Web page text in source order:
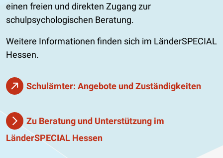
einen freien und direkten Zugang zur
schulpsychologischen Beratung.
Weitere Informationen finden sich im LänderSPECIAL
Hessen.
Schulämter: Angebote und Zuständigkeiten
Zu Beratung und Unterstützung im
LänderSPECIAL Hessen